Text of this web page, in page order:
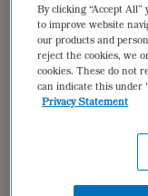
samenvatting
(para)medische
verantwoording |
By clicking “Accept
to improve website
our products and
reject the cookies, we
cookies. These do not
can indicate this under
Privacy Statement